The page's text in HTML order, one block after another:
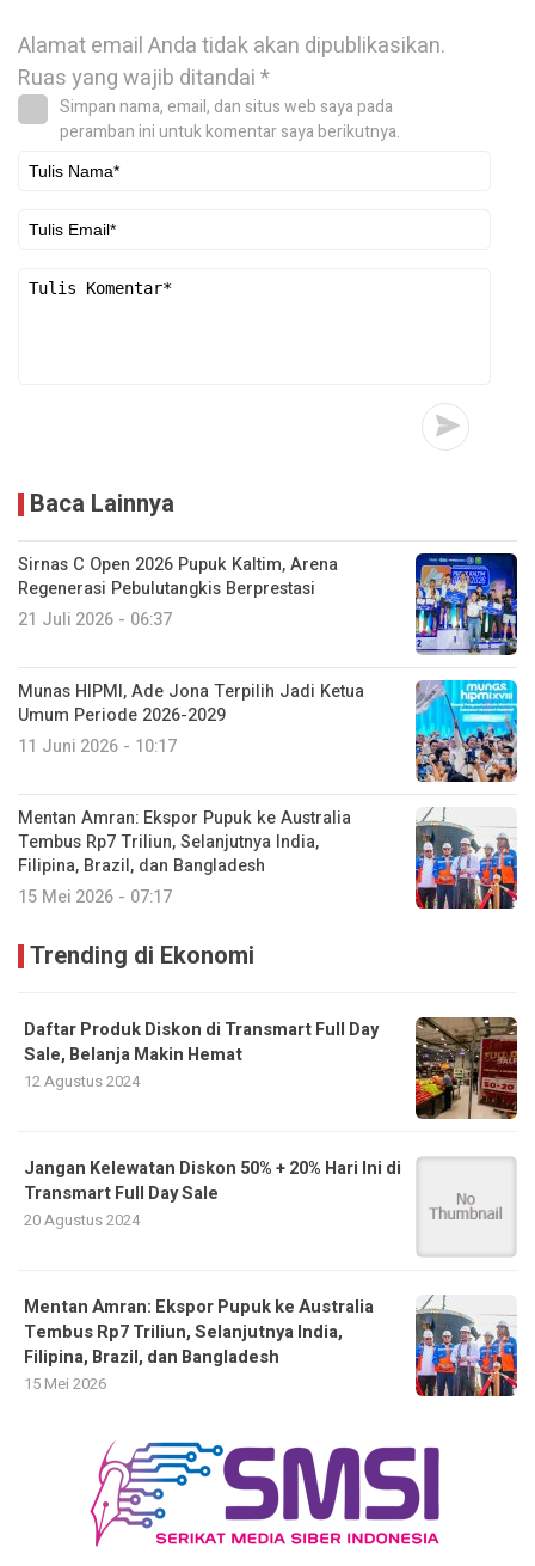
Alamat email Anda tidak akan dipublikasikan.
Ruas yang wajib ditandai*
Simpan nama, email, dan situs web saya pada
peramban ini untuk komentar saya berikutnya.
Baca Lainnya
Sirnas C Open 2026 Pupuk Kaltim, Arena
Regenerasi Pebulutangkis Berprestasi
21 Juli 2026 - 06:37
Munas HIPMI, Ade Jona Terpilih Jadi Ketua
Umum Periode 2026-2029
11 Juni 2026 - 10:17
Mentan Amran: Ekspor Pupuk ke Australia
Tembus Rp7 Triliun, Selanjutnya India,
Filipina, Brazil, dan Bangladesh
15 Mei 2026 - 07:17
Trending di Ekonomi
Daftar Produk Diskon di Transmart Full Day
Sale, Belanja Makin Hemat
12 Agustus 2024
Jangan Kelewatan Diskon 50% + 20% Hari Ini di
Transmart Full Day Sale
20 Agustus 2024
Mentan Amran: Ekspor Pupuk ke Australia
Tembus Rp7 Triliun, Selanjutnya India,
Filipina, Brazil, dan Bangladesh
15 Mei 2026